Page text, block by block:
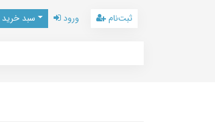
سبد خرید ورود ثبت‌نام